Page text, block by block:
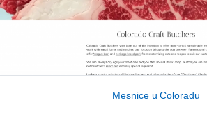
Mesnice u Coloradu